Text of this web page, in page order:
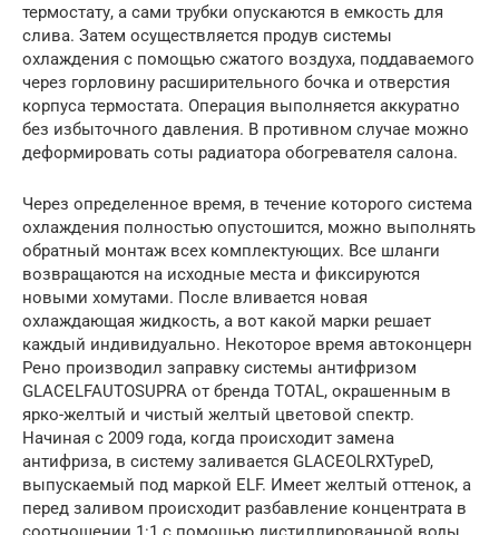
термостату, а сами трубки опускаются в емкость для
слива. Затем осуществляется продув системы
охлаждения с помощью сжатого воздуха, поддаваемого
через горловину расширительного бочка и отверстия
корпуса термостата. Операция выполняется аккуратно
без избыточного давления. В противном случае можно
деформировать соты радиатора обогревателя салона.
Через определенное время, в течение которого система
охлаждения полностью опустошится, можно выполнять
обратный монтаж всех комплектующих. Все шланги
возвращаются на исходные места и фиксируются
новыми хомутами. После вливается новая
охлаждающая жидкость, а вот какой марки решает
каждый индивидуально. Некоторое время автоконцерн
Рено производил заправку системы антифризом
GLACELFAUTOSUPRA от бренда TOTAL, окрашенным в
ярко-желтый и чистый желтый цветовой спектр.
Начиная с 2009 года, когда происходит замена
антифриза, в систему заливается GLACEOLRXTypeD,
выпускаемый под маркой ELF. Имеет желтый оттенок, а
перед заливом происходит разбавление концентрата в